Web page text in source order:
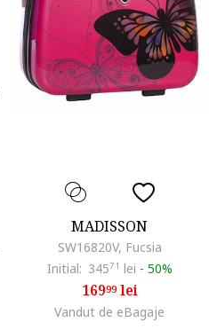
MADISSON
SW16820V, Fucsia
Initial: 34571 lei - 50%
16999lei
Vandut de eBagaje